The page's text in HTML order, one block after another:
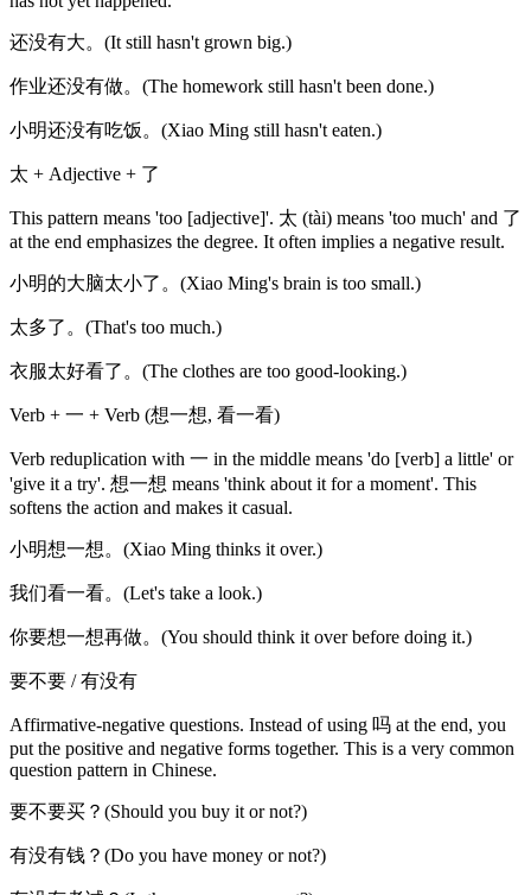
还没有大。(It still hasn't grown big.)
作业还没有做。(The homework still hasn't been done.)
小明还没有吃饭。(Xiao Ming still hasn't eaten.)
太 + Adjective + 了
This pattern means 'too [adjective]'. 太 (tài) means 'too much' and 了
at the end emphasizes the degree. It often implies a negative result.
小明的大脑太小了。(Xiao Ming's brain is too small.)
太多了。(That's too much.)
衣服太好看了。(The clothes are too good-looking.)
Verb + 一 + Verb (想一想, 看一看)
Verb reduplication with 一 in the middle means 'do [verb] a little' or
'give it a try'. 想一想 means 'think about it for a moment'. This
softens the action and makes it casual.
小明想一想。(Xiao Ming thinks it over.)
我们看一看。(Let's take a look.)
你要想一想再做。(You should think it over before doing it.)
要不要 / 有没有
Affirmative-negative questions. Instead of using 吗 at the end, you
put the positive and negative forms together. This is a very common
question pattern in Chinese.
要不要买？(Should you buy it or not?)
有没有钱？(Do you have money or not?)